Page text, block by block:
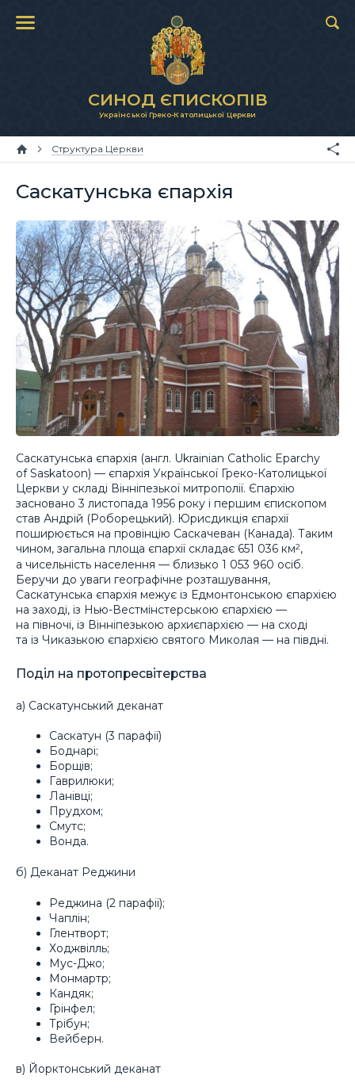
СИНОД ЄПИСКОПІВ
Української Греко-Католицької Церкви
Структура Церкви
Саскатунська єпархія
Саскатунська єпархія (англ. Ukrainian Catholic Eparchy
of Saskatoon) — єпархія Української Греко-Католицької
Церкви у складі Вінніпезької митрополії. Єпархію
засновано 3 листопада 1956 року і першим єпископом
став Андрій (Роборецький). Юрисдикція єпархії
поширюється на провінцію Саскачеван (Канада). Таким
чином, загальна площа єпархії складає 651 036 км2,
а чисельність населення — близько 1 053 960 осіб.
Беручи до уваги географічне розташування,
Саскатунська єпархія межує із Едмонтонською єпархією
на заході, із Нью-Вестмінстерською єпархією —
на півночі, із Вінніпезькою архиєпархією — на сході
та із Чиказькою єпархією святого Миколая — на півдні.
Поділ на протопресвітерства
а) Саскатунський деканат
Саскатун (3 парафії)
Боднарі;
Борщів;
Гаврилюки;
Ланівці;
Прудхом;
Смутс;
Вонда.
б) Деканат Реджини
Реджина (2 парафії);
Чаплін;
Глентворт;
Ходжвілль;
Мус-Джо;
Монмартр;
Кандяк;
Грінфел;
Трібун;
Вейберн.
в) Йорктонський деканат